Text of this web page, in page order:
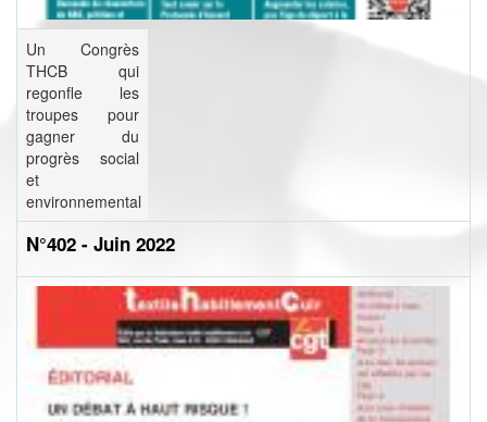
Un Congrès
THCB qui
regonfle les
troupes pour
gagner du
progrès social
et
environnemental
N°402 - Juin 2022